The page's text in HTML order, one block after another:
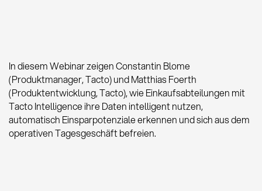
In diesem Webinar zeigen Constantin Blome
(Produktmanager, Tacto) und Matthias Foerth
(Produktentwicklung, Tacto), wie Einkaufsabteilungen mit
Tacto Intelligence ihre Daten intelligent nutzen,
automatisch Einsparpotenziale erkennen und sich aus dem
operativen Tagesgeschäft befreien.